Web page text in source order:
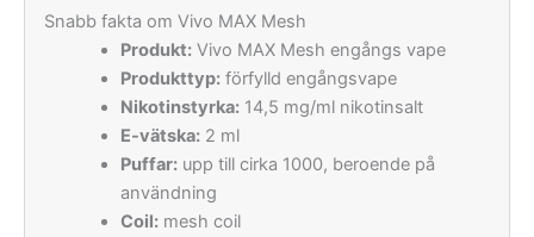
Snabb fakta om Vivo MAX Mesh
Produkt:Vivo MAX Mesh engångs vape
Produkttyp:förfylld engångsvape
Nikotinstyrka:14,5 mg/ml nikotinsalt
E-vätska:2 ml
Puffar:upp till cirka 1000, beroende på
användning
Coil:mesh coil